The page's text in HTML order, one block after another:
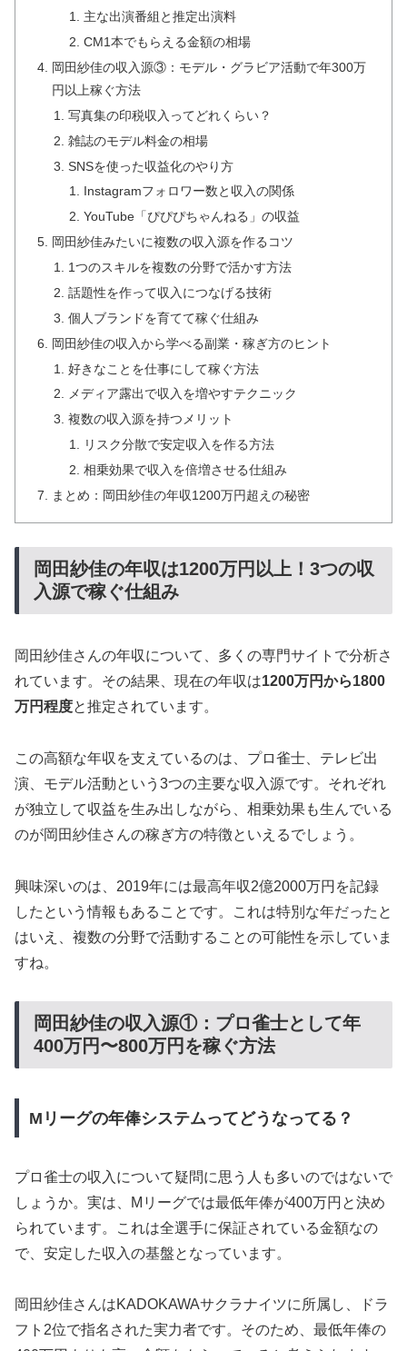
主な出演番組と推定出演料
CM1本でもらえる金額の相場
岡田紗佳の収入源③：モデル・グラビア活動で年300万
円以上稼ぐ方法
写真集の印税収入ってどれくらい？
雑誌のモデル料金の相場
SNSを使った収益化のやり方
Instagramフォロワー数と収入の関係
YouTube「ぴぴぴちゃんねる」の収益
岡田紗佳みたいに複数の収入源を作るコツ
1つのスキルを複数の分野で活かす方法
話題性を作って収入につなげる技術
個人ブランドを育てて稼ぐ仕組み
岡田紗佳の収入から学べる副業・稼ぎ方のヒント
好きなことを仕事にして稼ぐ方法
メディア露出で収入を増やすテクニック
複数の収入源を持つメリット
リスク分散で安定収入を作る方法
相乗効果で収入を倍増させる仕組み
まとめ：岡田紗佳の年収1200万円超えの秘密
岡田紗佳の年収は1200万円以上！3つの収
入源で稼ぐ仕組み
岡田紗佳さんの年収について、多くの専門サイトで分析さ
れています。その結果、現在の年収は1200万円から1800
万円程度と推定されています。
この高額な年収を支えているのは、プロ雀士、テレビ出
演、モデル活動という3つの主要な収入源です。それぞれ
が独立して収益を生み出しながら、相乗効果も生んでいる
のが岡田紗佳さんの稼ぎ方の特徴といえるでしょう。
興味深いのは、2019年には最高年収2億2000万円を記録
したという情報もあることです。これは特別な年だったと
はいえ、複数の分野で活動することの可能性を示していま
すね。
岡田紗佳の収入源①：プロ雀士として年
400万円〜800万円を稼ぐ方法
Mリーグの年俸システムってどうなってる？
プロ雀士の収入について疑問に思う人も多いのではないで
しょうか。実は、Mリーグでは最低年俸が400万円と決め
られています。これは全選手に保証されている金額なの
で、安定した収入の基盤となっています。
岡田紗佳さんはKADOKAWAサクラナイツに所属し、ドラ
フト2位で指名された実力者です。そのため、最低年俸の